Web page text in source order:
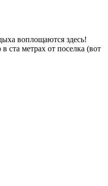
воплощаются здесь!
ста метрах от поселка (вот